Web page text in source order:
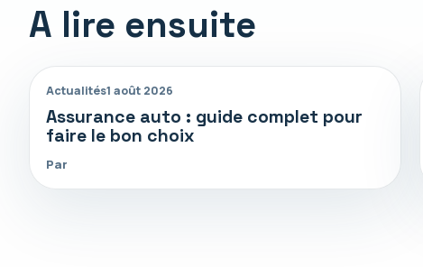
A lire ensuite
Actualités1 août 2026
Assurance auto : guide complet pour
faire le bon choix
Par